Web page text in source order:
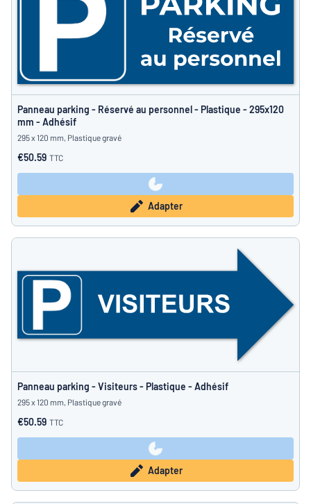
Panneau parking - Réservé au personnel - Plastique - 295x120
mm - Adhésif
295 x 120 mm, Plastique gravé
€50.59 TTC
Adapter
Panneau parking - Visiteurs - Plastique - Adhésif
295 x 120 mm, Plastique gravé
€50.59 TTC
Adapter